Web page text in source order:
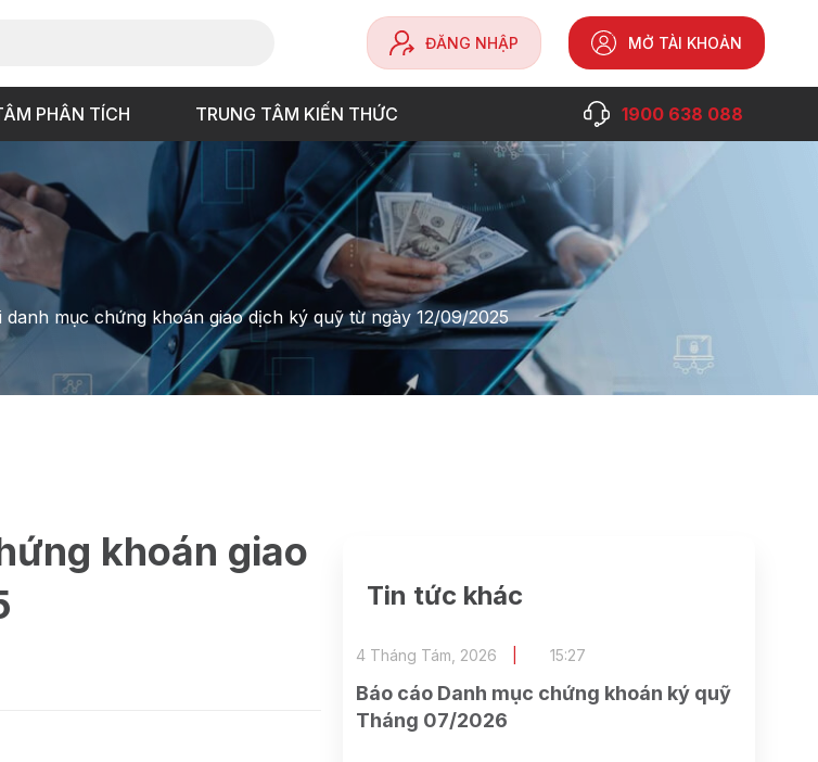
ĐĂNG NHẬP MỞ TÀI KHOẢN
PHÂN TÍCH TRUNG TÂM KIẾN THỨC 1900 638 088
mục chứng khoán giao dịch ký quỹ từ ngày 12/09/2025
khoán giao
Tin tức khác
Báo cáo Danh mục chứng khoán ký quỹ
Tháng 07/2026
4 Tháng Tám, 2026 15:27